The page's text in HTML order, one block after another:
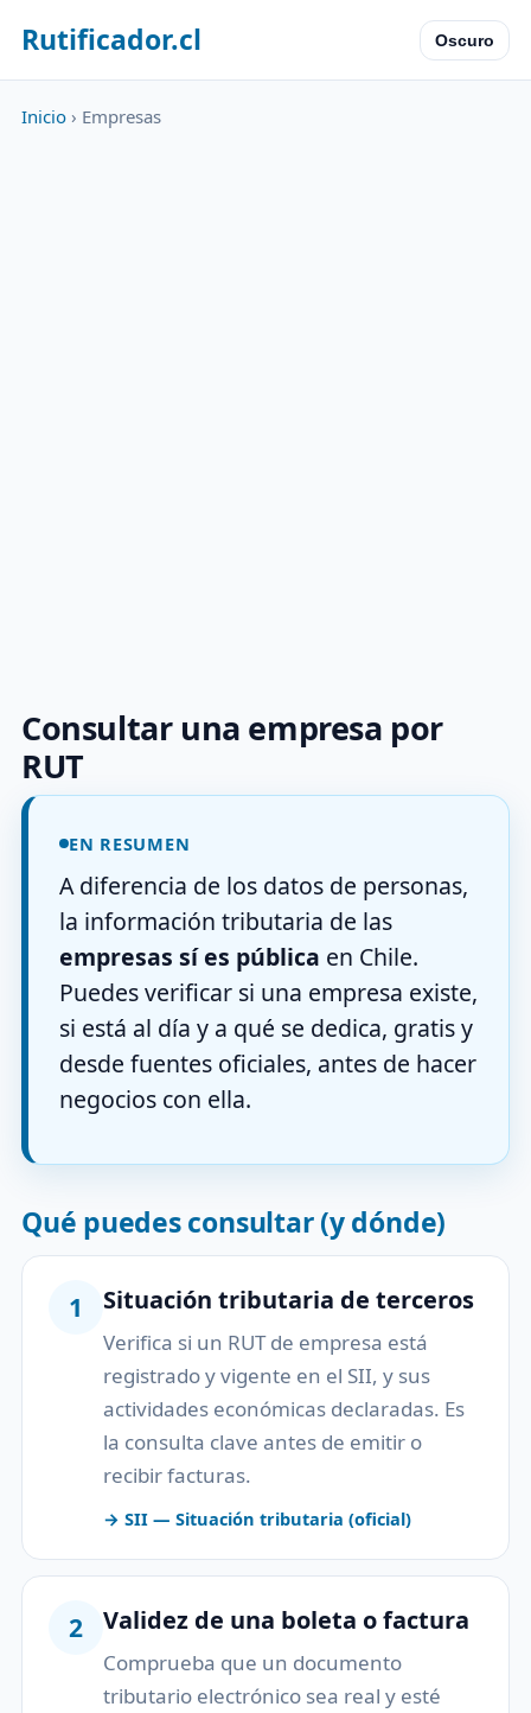
Rutificador.cl Oscuro
Inicio › Empresas
Consultar una empresa por
RUT
EN RESUMEN
A diferencia de los datos de personas,
la información tributaria de las
empresas sí es pública en Chile.
Puedes verificar si una empresa existe,
si está al día y a qué se dedica, gratis y
desde fuentes oficiales, antes de hacer
negocios con ella.
Qué puedes consultar (y dónde)
1 Situación tributaria de terceros
Verifica si un RUT de empresa está
registrado y vigente en el SII, y sus
actividades económicas declaradas. Es
la consulta clave antes de emitir o
recibir facturas.
→ SII — Situación tributaria (oficial)
2 Validez de una boleta o factura
Comprueba que un documento
tributario electrónico sea real y esté